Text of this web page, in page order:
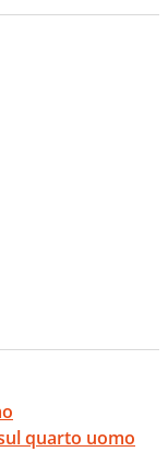
quarto uomo